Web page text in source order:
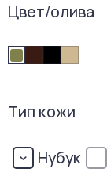
Цвет/олива
Тип кожи
Нубук